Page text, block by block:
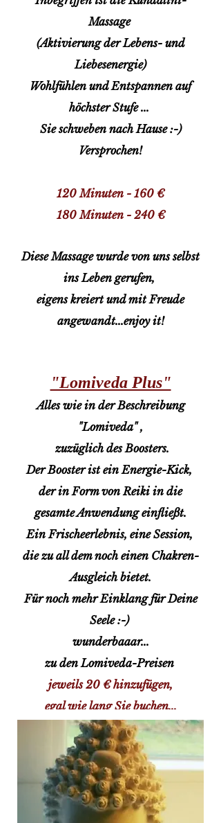
Massage
(Aktivierung der Lebens- und
Liebesenergie)
Wohlfühlen und Entspannen auf
höchster Stufe ...
Sie schweben nach Hause :-)
Versprochen!
120 Minuten - 160 €
180 Minuten - 240 €
Diese Massage wurde von uns selbst
ins Leben gerufen,
eigens kreiert und mit Freude
angewandt...enjoy it!
"Lomiveda Plus"
Alles wie in der Beschreibung
"Lomiveda" ,
zuzüglich des Boosters.
Der Booster ist ein Energie-Kick,
der in Form von Reiki in die
gesamte Anwendung einfließt.
Ein Frischeerlebnis, eine Session,
die zu all dem noch einen Chakren-
Ausgleich bietet.
Für noch mehr Einklang für Deine
Seele :-)
wunderbaaar...
zu den Lomiveda-Preisen
jeweils 20 € hinzufügen,
egal wie lang Sie buchen...